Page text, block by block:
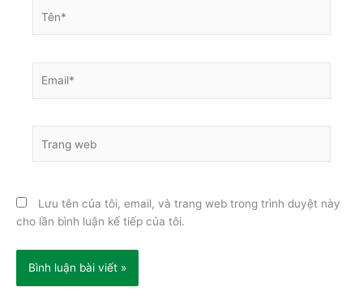
web
Lưu tên của tôi, email, và trang web trong trình duyệt này
cho lần bình luận kế tiếp của tôi.